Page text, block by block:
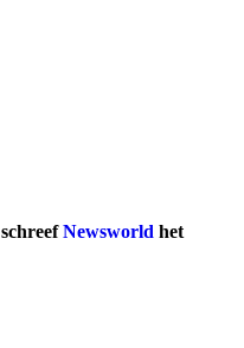
schreefNewsworld het